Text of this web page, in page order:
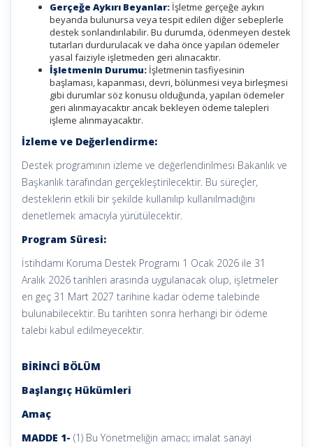
Gerçeğe Aykırı Beyanlar: İşletme gerçeğe aykırı
beyanda bulunursa veya tespit edilen diğer sebeplerle
destek sonlandırılabilir. Bu durumda, ödenmeyen destek
tutarları durdurulacak ve daha önce yapılan ödemeler
yasal faiziyle işletmeden geri alınacaktır.
İşletmenin Durumu: İşletmenin tasfiyesinin
başlaması, kapanması, devri, bölünmesi veya birleşmesi
gibi durumlar söz konusu olduğunda, yapılan ödemeler
geri alınmayacaktır ancak bekleyen ödeme talepleri
işleme alınmayacaktır.
İzleme ve Değerlendirme:
Destek programının izleme ve değerlendirilmesi Bakanlık ve
Başkanlık tarafından gerçekleştirilecektir. Bu süreçler,
desteklerin etkili bir şekilde kullanılıp kullanılmadığını
denetlemek amacıyla yürütülecektir.
Program Süresi:
İstihdamı Koruma Destek Programı 1 Ocak 2026 ile 31
Aralık 2026 tarihleri arasında uygulanacak olup, işletmeler
en geç 31 Mart 2027 tarihine kadar ödeme talebinde
bulunabilecektir. Bu tarihten sonra herhangi bir ödeme
talebi kabul edilmeyecektir.
BİRİNCİ BÖLÜM
Başlangıç Hükümleri
Amaç
MADDE 1- (1) Bu Yönetmeliğin amacı; imalat sanayi